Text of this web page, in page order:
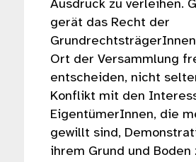
Ausdruck zu verleihen.
gerät das Recht der
Ort der Versammlung
entscheiden, nicht
Konflikt mit den
EigentümerInnen, die
gewillt sind,
ihrem Grund und Boden